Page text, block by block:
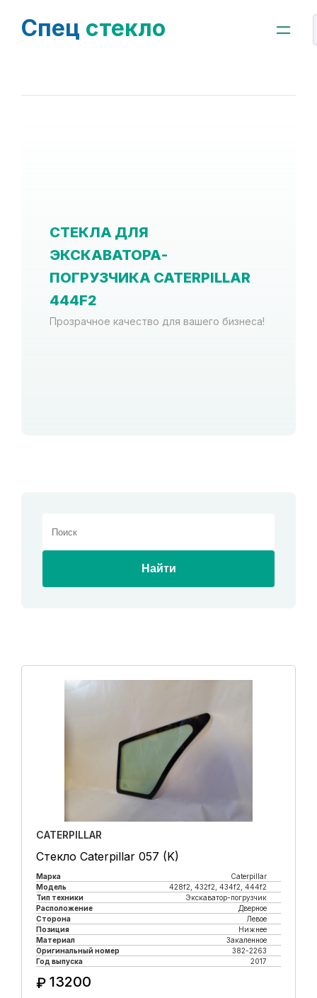
Спец стекло
СТЕКЛА ДЛЯ
ЭКСКАВАТОРА-
ПОГРУЗЧИКА CATERPILLAR
444F2
Прозрачное качество для вашего бизнеса!
Найти
CATERPILLAR
Стекло Caterpillar 057 (K)
Марка
Caterpillar
Модель
428f2, 432f2, 434f2, 444f2
Тип техники
Экскаватор-погрузчик
Расположение
Дверное
Сторона
Левое
Позиция
Нижнее
Материал
Закаленное
Оригинальный номер
382-2263
Год выпуска
2017
₽ 13200